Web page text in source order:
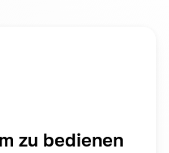
zu bedienen